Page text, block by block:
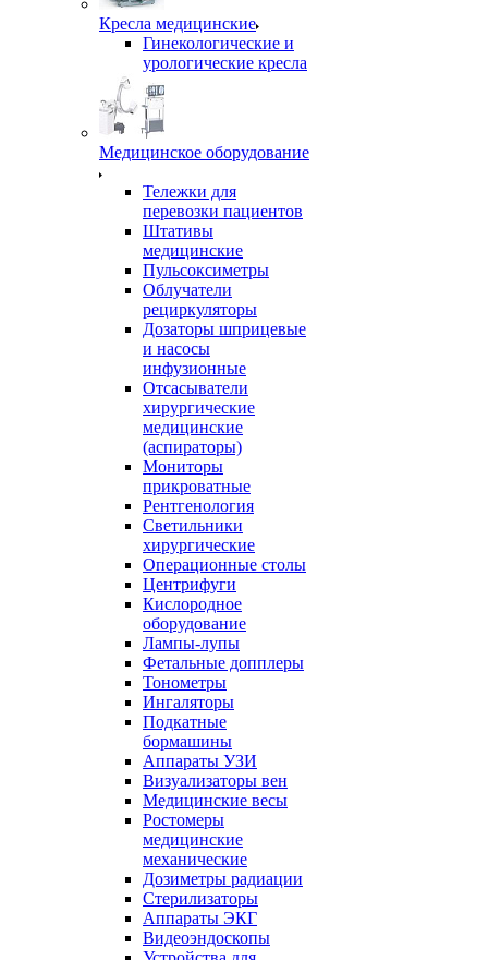
Кресла медицинские
Гинекологические и
урологические кресла
Медицинское оборудование
Тележки для
перевозки пациентов
Штативы
медицинские
Пульсоксиметры
Облучатели
рециркуляторы
Дозаторы шприцевые
и насосы
инфузионные
Отсасыватели
хирургические
медицинские
(аспираторы)
Мониторы
прикроватные
Рентгенология
Светильники
хирургические
Операционные столы
Центрифуги
Кислородное
оборудование
Лампы-лупы
Фетальные допплеры
Тонометры
Ингаляторы
Подкатные
бормашины
Аппараты УЗИ
Визуализаторы вен
Медицинские весы
Ростомеры
медицинские
механические
Дозиметры радиации
Стерилизаторы
Аппараты ЭКГ
Видеоэндоскопы